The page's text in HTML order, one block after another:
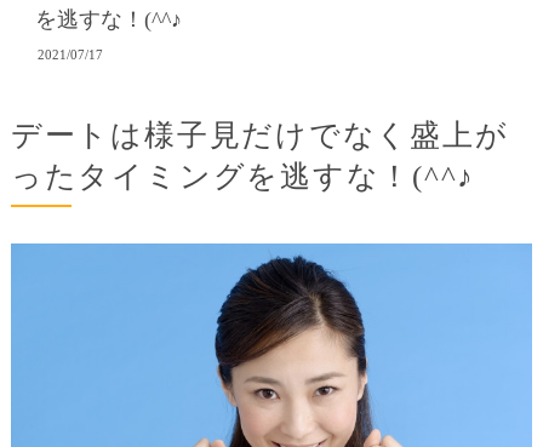
を逃すな！(^^♪
2021/07/17
デートは様子見だけでなく盛上が
ったタイミングを逃すな！(^^♪